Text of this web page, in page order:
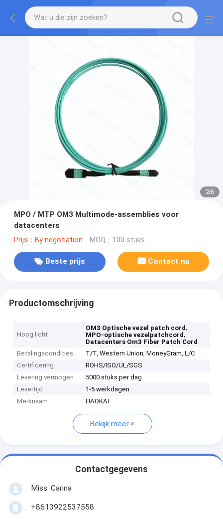
2/6
MPO / MTP OM3 Multimode-assemblies voor
datacenters
Prijs：By negotiation MOQ：100 stuks
Beste prijs Contact nu
Productomschrijving
Hoog licht
OM3 Optische vezel patch cord,
MPO-optische vezelpatchcord,
Datacenters Om3 Fiber Patch Cord
Betalingscondities
T/T, Western Union, MoneyGram, L/C
Certificering
ROHS/ISO/UL/SGS
Levering vermogen
5000 stuks per dag
Levertijd
1-5 werkdagen
Merknaam
HAOKAI
Bekijk meer
Contactgegevens
Miss. Carina
+8613922537558